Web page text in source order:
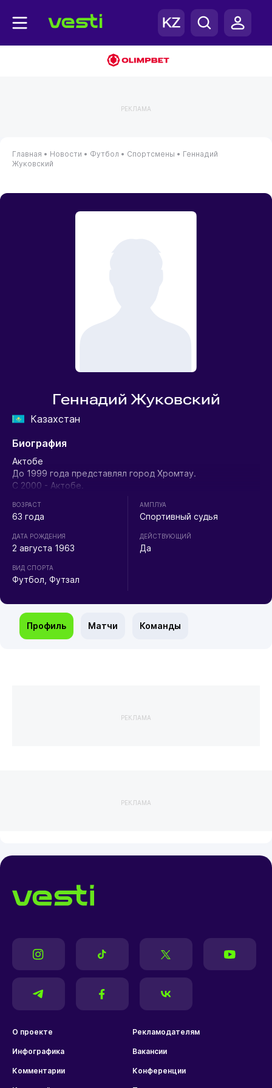
РЕКЛАМА
Главная • Новости • Футбол • Спортсмены • Геннадий
Жуковский
Геннадий Жуковский
Казахстан
Биография
Актобе
До 1999 года представлял город Хромтау.
С 2000 - Актобе.
ВОЗРАСТ
63 года
ДАТА РОЖДЕНИЯ
2 августа 1963
ВИД СПОРТА
Футбол, Футзал
АМПЛУА
Спортивный судья
ДЕЙСТВУЮЩИЙ
Да
Профиль Матчи Команды
РЕКЛАМА
РЕКЛАМА
О проекте Рекламодателям
Инфографика Вакансии
Комментарии Конференции